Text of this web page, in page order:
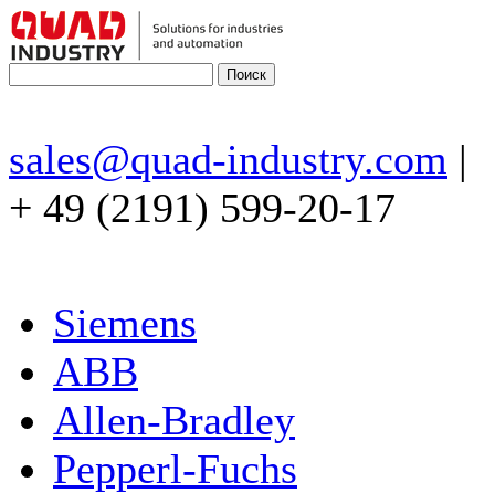
sales@quad-industry.com |
+ 49 (2191) 599-20-17
Siemens
ABB
Allen-Bradley
Pepperl-Fuchs